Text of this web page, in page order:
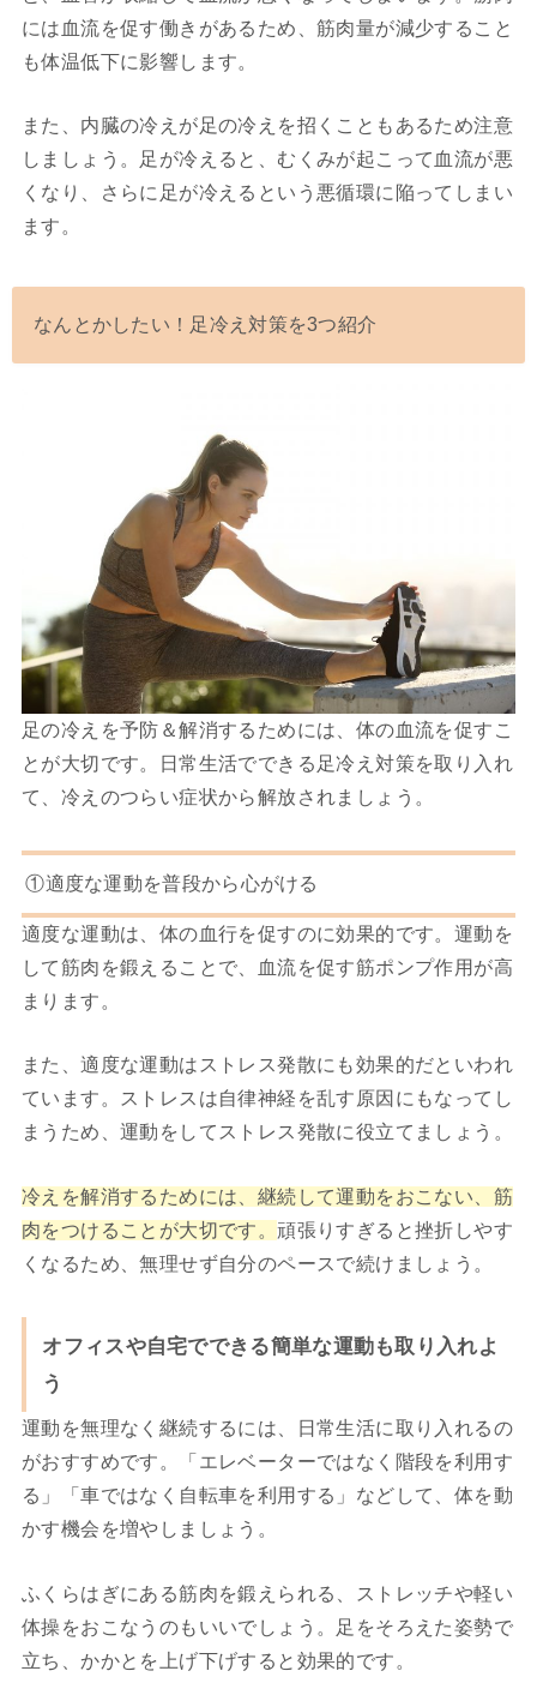
には血流を促す働きがあるため、筋肉量が減少すること
も体温低下に影響します。
また、内臓の冷えが足の冷えを招くこともあるため注意
しましょう。足が冷えると、むくみが起こって血流が悪
くなり、さらに足が冷えるという悪循環に陥ってしまい
ます。
なんとかしたい！足冷え対策を3つ紹介
足の冷えを予防＆解消するためには、体の血流を促すこ
とが大切です。日常生活でできる足冷え対策を取り入れ
て、冷えのつらい症状から解放されましょう。
①適度な運動を普段から心がける
適度な運動は、体の血行を促すのに効果的です。 運動を
して筋肉を鍛えることで、血流を促す筋ポンプ作用が高
まります。
また、適度な運動はストレス発散にも効果的だといわれ
ています。ストレスは自律神経を乱す原因にもなってし
まうため、運動をしてストレス発散に役立てましょう。
冷えを解消するためには、継続して運動をおこない、筋
肉をつけることが大切です。頑張りすぎると挫折しやす
くなるため、無理せず自分のペースで続けましょう。
オフィスや自宅でできる簡単な運動も取り入れよ
う
運動を無理なく継続するには、日常生活に取り入れるの
がおすすめです。「エレベーターではなく階段を利用す
る」「車ではなく自転車を利用する」などして、体を動
かす機会を増やしましょう。
ふくらはぎにある筋肉を鍛えられる、ストレッチや軽い
体操をおこなうのもいいでしょう。足をそろえた姿勢で
立ち、かかとを上げ下げすると効果的です。